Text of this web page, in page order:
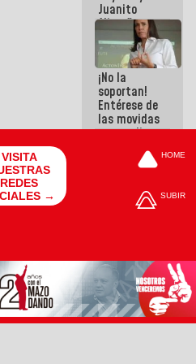
Juanito
Alimaña son
harina del
mismo
costal
¡No la
soportan!
Entérese de
las movidas
que realizan
cómplices
sacudírsela
VISITA
REDES
→
HOME
SUBIR